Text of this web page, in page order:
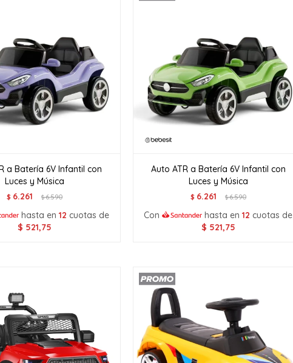
a Batería 6V Infantil con
Luces y Música
$ 6.261 $6.590
hasta en 12 cuotas de
$ 521,75
Auto ATR a Batería 6V Infantil con
Luces y Música
$ 6.261 $6.590
Con hasta en12 cuotas de
$ 521,75